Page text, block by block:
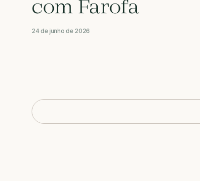
com Farofa
24 de junho de 2026